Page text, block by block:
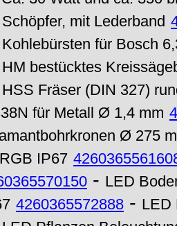
Schöpfer, mit Lederband
Kohlebürsten für Bosch
HM bestücktes
HSS Fräser (DIN 327)
für Metall Ø 1,4 mm
Ø 275
IP67
- LED
4260365572888 - LED